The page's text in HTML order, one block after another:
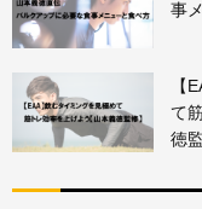
事
【
て
徳